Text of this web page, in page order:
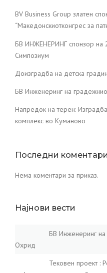
BV Business Group златен
“Македонскиотконгрес за
БВ ИНЖЕНЕРИНГ спонзор на
Симпозиум
Доизградба на детска
БВ Инженеринг на
Напредок на терен:
комплекс во Куманово
Последни коментари
Нема коментари за приказ.
Најнови вести
БВ Инженеринг
Охрид
Тековен проект :